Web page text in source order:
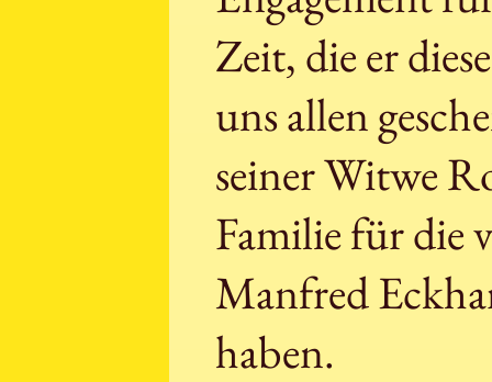
Zeit, die er
uns allen
seiner Witwe
Familie für die
Manfred
haben.